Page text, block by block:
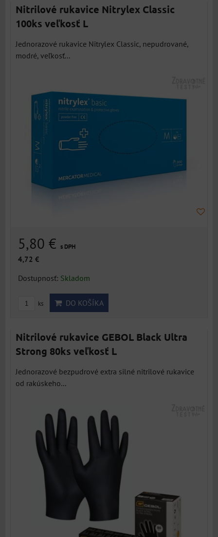
Nitrilové rukavice Nitrylex Classic
100ks veľkosť L
Jednorazové rukavice Nitrylex Classic, nepudrované,
modré, veľkosť...
5,80 € s DPH
4,72 €
Dostupnosť: Skladom
ks DO KOŠÍKA
Nitrilové rukavice GEBOL Black Ultra
Strong 80ks veľkosť L
Jednorazové bezpudrové extra silné nitrilové rukavice
od rakúskeho...